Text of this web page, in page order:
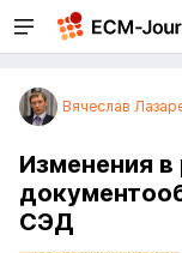
Вячеслав
Изменения в
СЭД